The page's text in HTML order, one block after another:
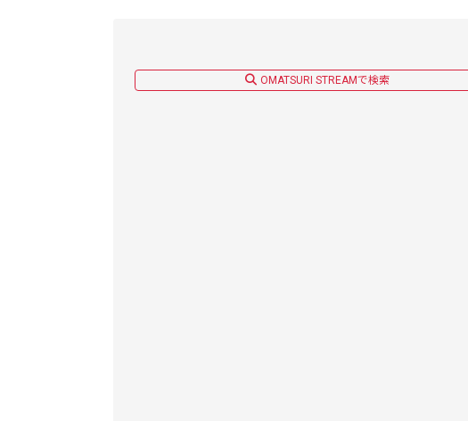
OMATSURI STREAMで検索